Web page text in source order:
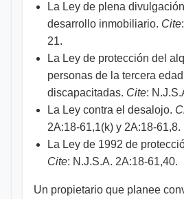
La Ley de plena
desarrollo inmobiliario. Cite
21.
La Ley de protección del
personas de la tercera
discapacitadas. Cite:
La Ley contra el desalojo.
2A:18-61,1(k) y 2A:18-61,8.
La Ley de 1992 de
Cite: N.J.S.A. 2A:18-61,40.
Un propietario que planee